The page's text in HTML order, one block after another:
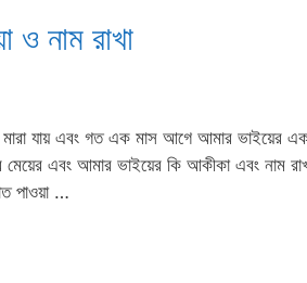
ও নাম রাখা
যায় এবং গত এক মাস আগে আমার ভাইয়ের
এবং আমার ভাইয়ের কি আকীকা এবং নাম
পাওয়া …